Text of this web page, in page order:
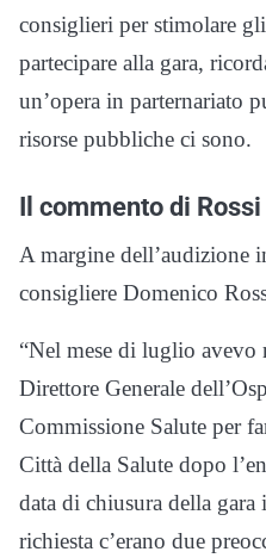
consiglieri per stimolare
partecipare alla gara,
un’opera in parternariato
risorse pubbliche ci sono.
Il commento di Rossi
A margine dell’audizione
consigliere Domenico
“Nel mese di luglio avevo
Direttore Generale
Commissione Salute per
Città della Salute dopo
data di chiusura della gara
richiesta c’erano due